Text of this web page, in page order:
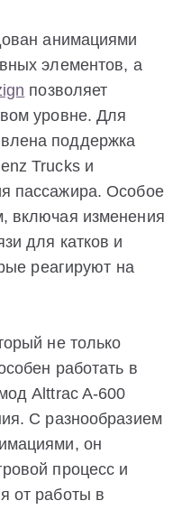
анимациями
элементов, а
позволяет
уровне. Для
поддержка
Trucks и
пассажира. Особое
включая изменения
для катков и
реагируют на
не только
работать в
Alttrac A-600
С разнообразием
он
процесс и
от работы в